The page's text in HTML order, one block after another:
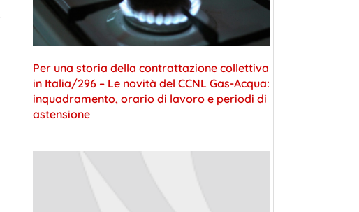
Per una storia della contrattazione collettiva
in Italia/296 – Le novità del CCNL Gas-Acqua:
inquadramento, orario di lavoro e periodi di
astensione